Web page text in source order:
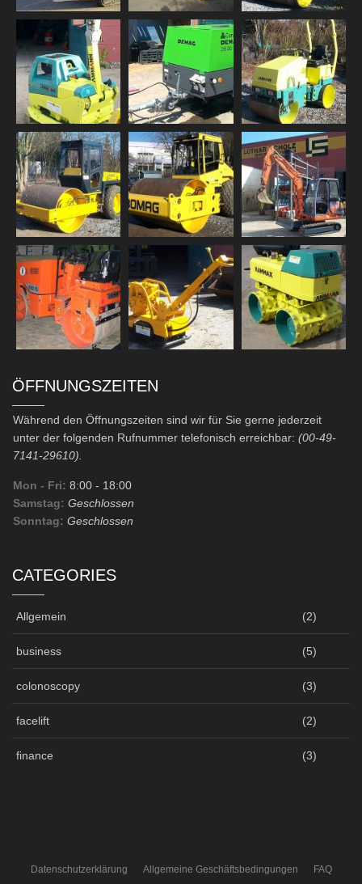
ÖFFNUNGSZEITEN
Während den Öffnungszeiten sind wir für Sie gerne jederzeit
unter der folgenden Rufnummer telefonisch erreichbar: (00-49-
7141-29610).
Mon - Fri: 8:00 - 18:00
Samstag: Geschlossen
Sonntag: Geschlossen
CATEGORIES
Allgemein (2)
business (5)
colonoscopy (3)
facelift (2)
finance (3)
Datenschutzerklärung Allgemeine Geschäftsbedingungen FAQ